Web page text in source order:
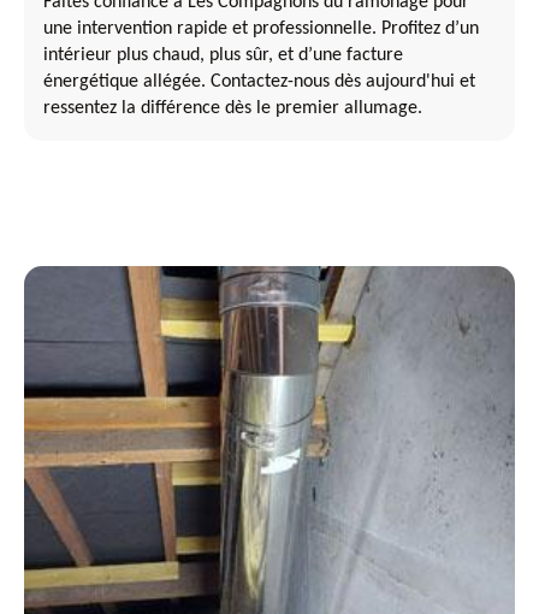
une intervention rapide et professionnelle. Profitez d’un
intérieur plus chaud, plus sûr, et d’une facture
énergétique allégée. Contactez-nous dès aujourd'hui et
ressentez la différence dès le premier allumage.